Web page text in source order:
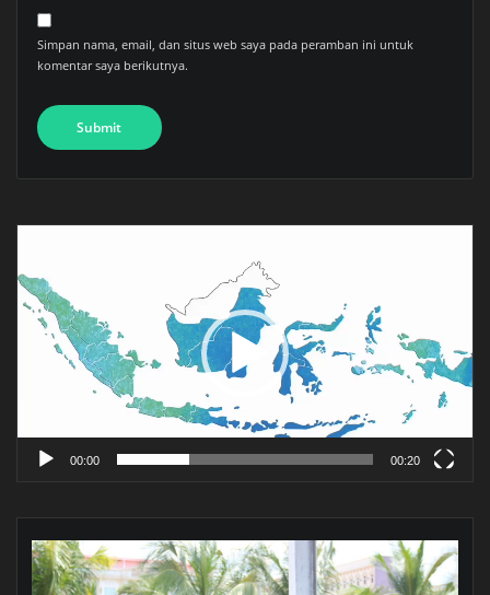
Simpan nama, email, dan situs web saya pada peramban ini untuk
komentar saya berikutnya.
00:00 00:20